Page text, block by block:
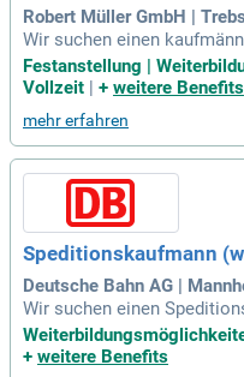
Robert Müller GmbH |
Wir suchen einen
ammelguteingang in
mfasst die Unterstützung
ten eng mit Fahrern und
ne reibungslose
stelle (40 Std./Woche)
es dynamischen Teams
m spannenden
Großraum Trebsen/Leipzig.
talten Sie die Zukunft der
Festanstellung |
Vollzeit
+ weitere Benefits
mehr erfahren
Speditionskaufmann
Deutsche Bahn AG |
Wir suchen einen
tandorte in Mannheim, Ulm
lle organisierst du
+ weitere Benefits